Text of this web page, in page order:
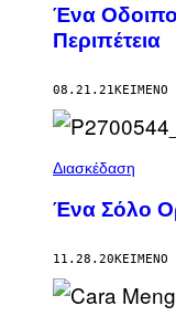
Ένα
Περιπέτεια
08.21.21ΚΕΊΜΕΝΟ
Διασκέδαση
Ένα Σόλο
11.28.20ΚΕΊΜΕΝΟ